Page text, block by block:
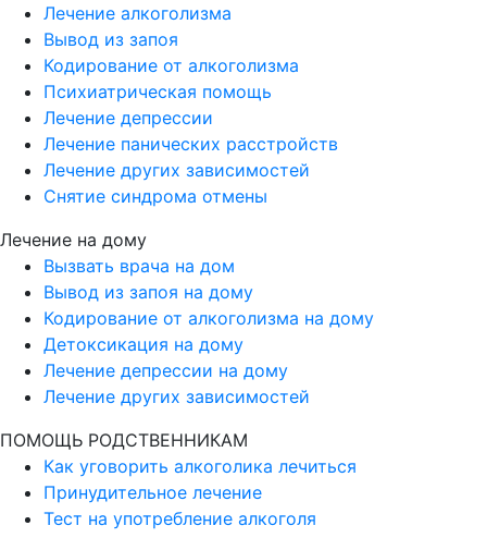
Лечение алкоголизма
Вывод из запоя
Кодирование от алкоголизма
Психиатрическая помощь
Лечение депрессии
Лечение панических расстройств
Лечение других зависимостей
Снятие синдрома отмены
Лечение на дому
Вызвать врача на дом
Вывод из запоя на дому
Кодирование от алкоголизма на дому
Детоксикация на дому
Лечение депрессии на дому
Лечение других зависимостей
ПОМОЩЬ РОДСТВЕННИКАМ
Как уговорить алкоголика лечиться
Принудительное лечение
Тест на употребление алкоголя